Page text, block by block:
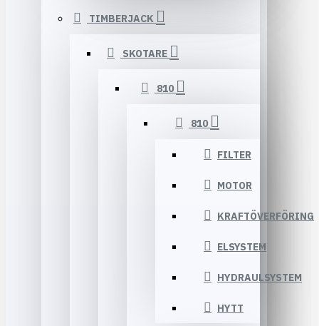
TIMBERJACK
SKOTARE
810
810
FILTER
MOTOR
KRAFTÖVERFÖRING
ELSYSTEM
HYDRAULSYSTEM
HYTT